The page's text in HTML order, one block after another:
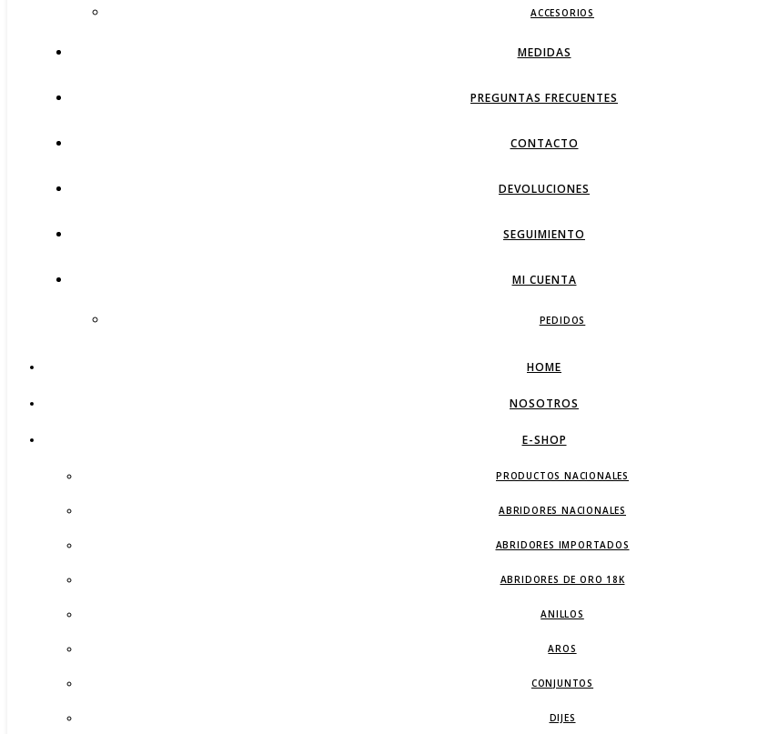
ACCESORIOS
MEDIDAS
PREGUNTAS FRECUENTES
CONTACTO
DEVOLUCIONES
SEGUIMIENTO
MI CUENTA
PEDIDOS
HOME
NOSOTROS
E-SHOP
PRODUCTOS NACIONALES
ABRIDORES NACIONALES
ABRIDORES IMPORTADOS
ABRIDORES DE ORO 18K
ANILLOS
AROS
CONJUNTOS
DIJES